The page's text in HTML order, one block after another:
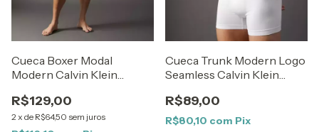
Cueca Boxer Modal
Modern Calvin Klein
R$129,00
2 x de R$64,50 sem juros
Cueca Trunk Modern Logo
Seamless Calvin Klein
R$89,00
R$80,10 com Pix